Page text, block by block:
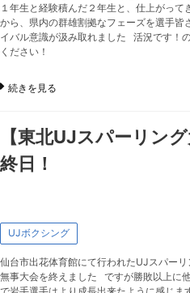
１年生と経験積んだ２年生と、仕上がっ
から、県内の群雄割拠なフェーズを選手皆
イバル意識が汲み取れました 活況です！
ください！
続きを見る
【東北UJスパーリン
終日！
UJボクシング
仙台市出花体育館にて行われたUJスパー
無事大会を終えました ですが勝敗以上に